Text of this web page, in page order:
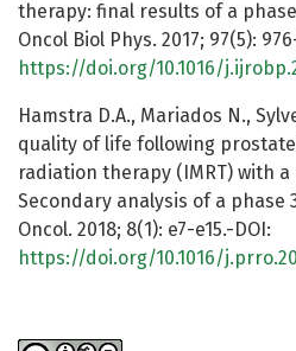
therapy: final results of a
Oncol Biol Phys. 2017; 97(5):
https://doi.org/10.1016/
Hamstra D.A., Mariados N.,
quality of life following
radiation therapy (IMRT) with
Secondary analysis of a phase
Oncol. 2018; 8(1): e7-e15.-DOI:
https://doi.org/10.1016/